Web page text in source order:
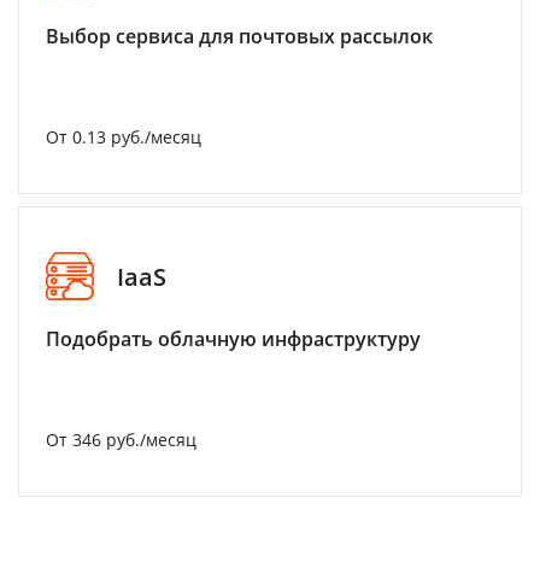
Выбор сервиса для почтовых рассылок
От 0.13 руб./месяц
IaaS
Подобрать облачную инфраструктуру
От 346 руб./месяц